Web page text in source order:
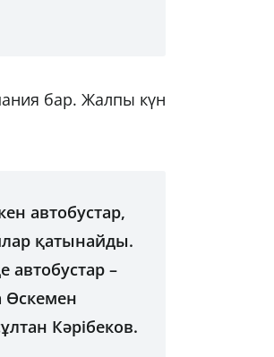
бар. Жалпы күн
автобустар,
қатынайды.
–
Өскемен
Кәрібеков.